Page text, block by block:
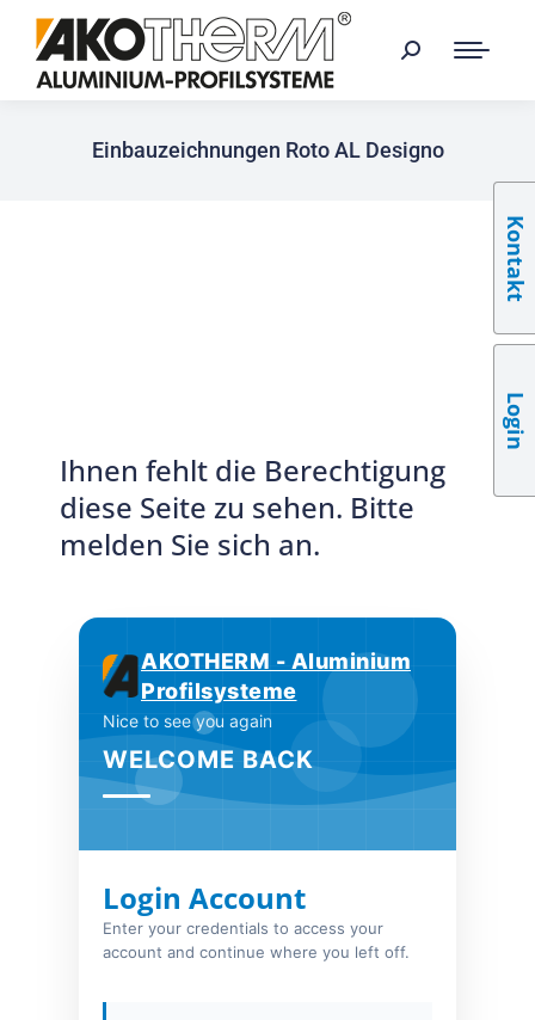
Einbauzeichnungen Roto AL Designo
Ihnen fehlt die Berechtigung
diese Seite zu sehen. Bitte
melden Sie sich an.
AKOTHERM - Aluminium
Profilsysteme
Nice to see you again
WELCOME BACK
Login Account
Enter your credentials to access your
account and continue where you left off.
Kontakt
Login